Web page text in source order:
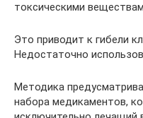
токсическими
Это приводит к гибели
Недостаточно
Методика
набора медикаментов,